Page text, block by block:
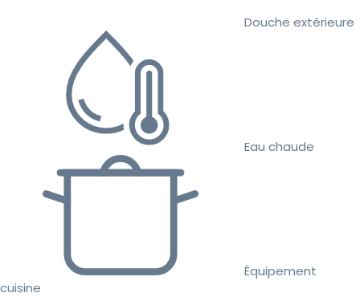
Douche extérieure
Eau chaude
Équipement
cuisine